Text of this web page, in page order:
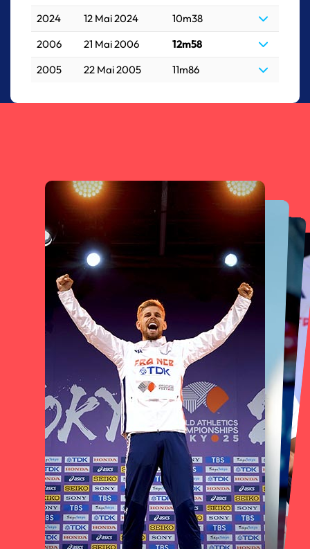
2024
12 Mai 2024
10m38
2006
21 Mai 2006
12m58
2005
22 Mai 2005 11m86